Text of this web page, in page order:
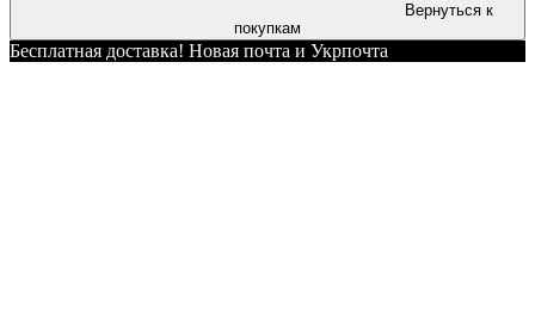
Вернуться к
покупкам
Бесплатная доставка! Новая почта и Укрпочта